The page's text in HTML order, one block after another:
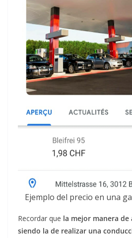
Ejemplo del precio en una
Recordar que la mejor manera
siendo la de realizar una